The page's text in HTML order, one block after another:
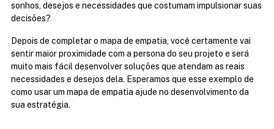
sonhos, desejos e necessidades que costumam impulsionar suas
decisões?
Depois de completar o mapa de empatia, você certamente vai
sentir maior proximidade com a persona do seu projeto e será
muito mais fácil desenvolver soluções que atendam as reais
necessidades e desejos dela. Esperamos que esse exemplo de
como usar um mapa de empatia ajude no desenvolvimento da
sua estratégia.